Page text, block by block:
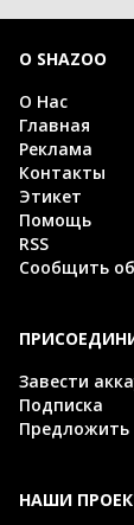
О SHAZOO
О Нас
Главная
Реклама
Контакты
Этикет
Помощь
RSS
Сообщить
Завести
Подписка
Предложить
НАШИ